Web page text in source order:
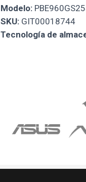
Modelo:
SKU:GIT00018744
Tecnología de